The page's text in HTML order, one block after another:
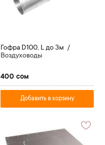
Гофра D100, L до 3м
Воздуховоды
400 сом
Добавить в корзину